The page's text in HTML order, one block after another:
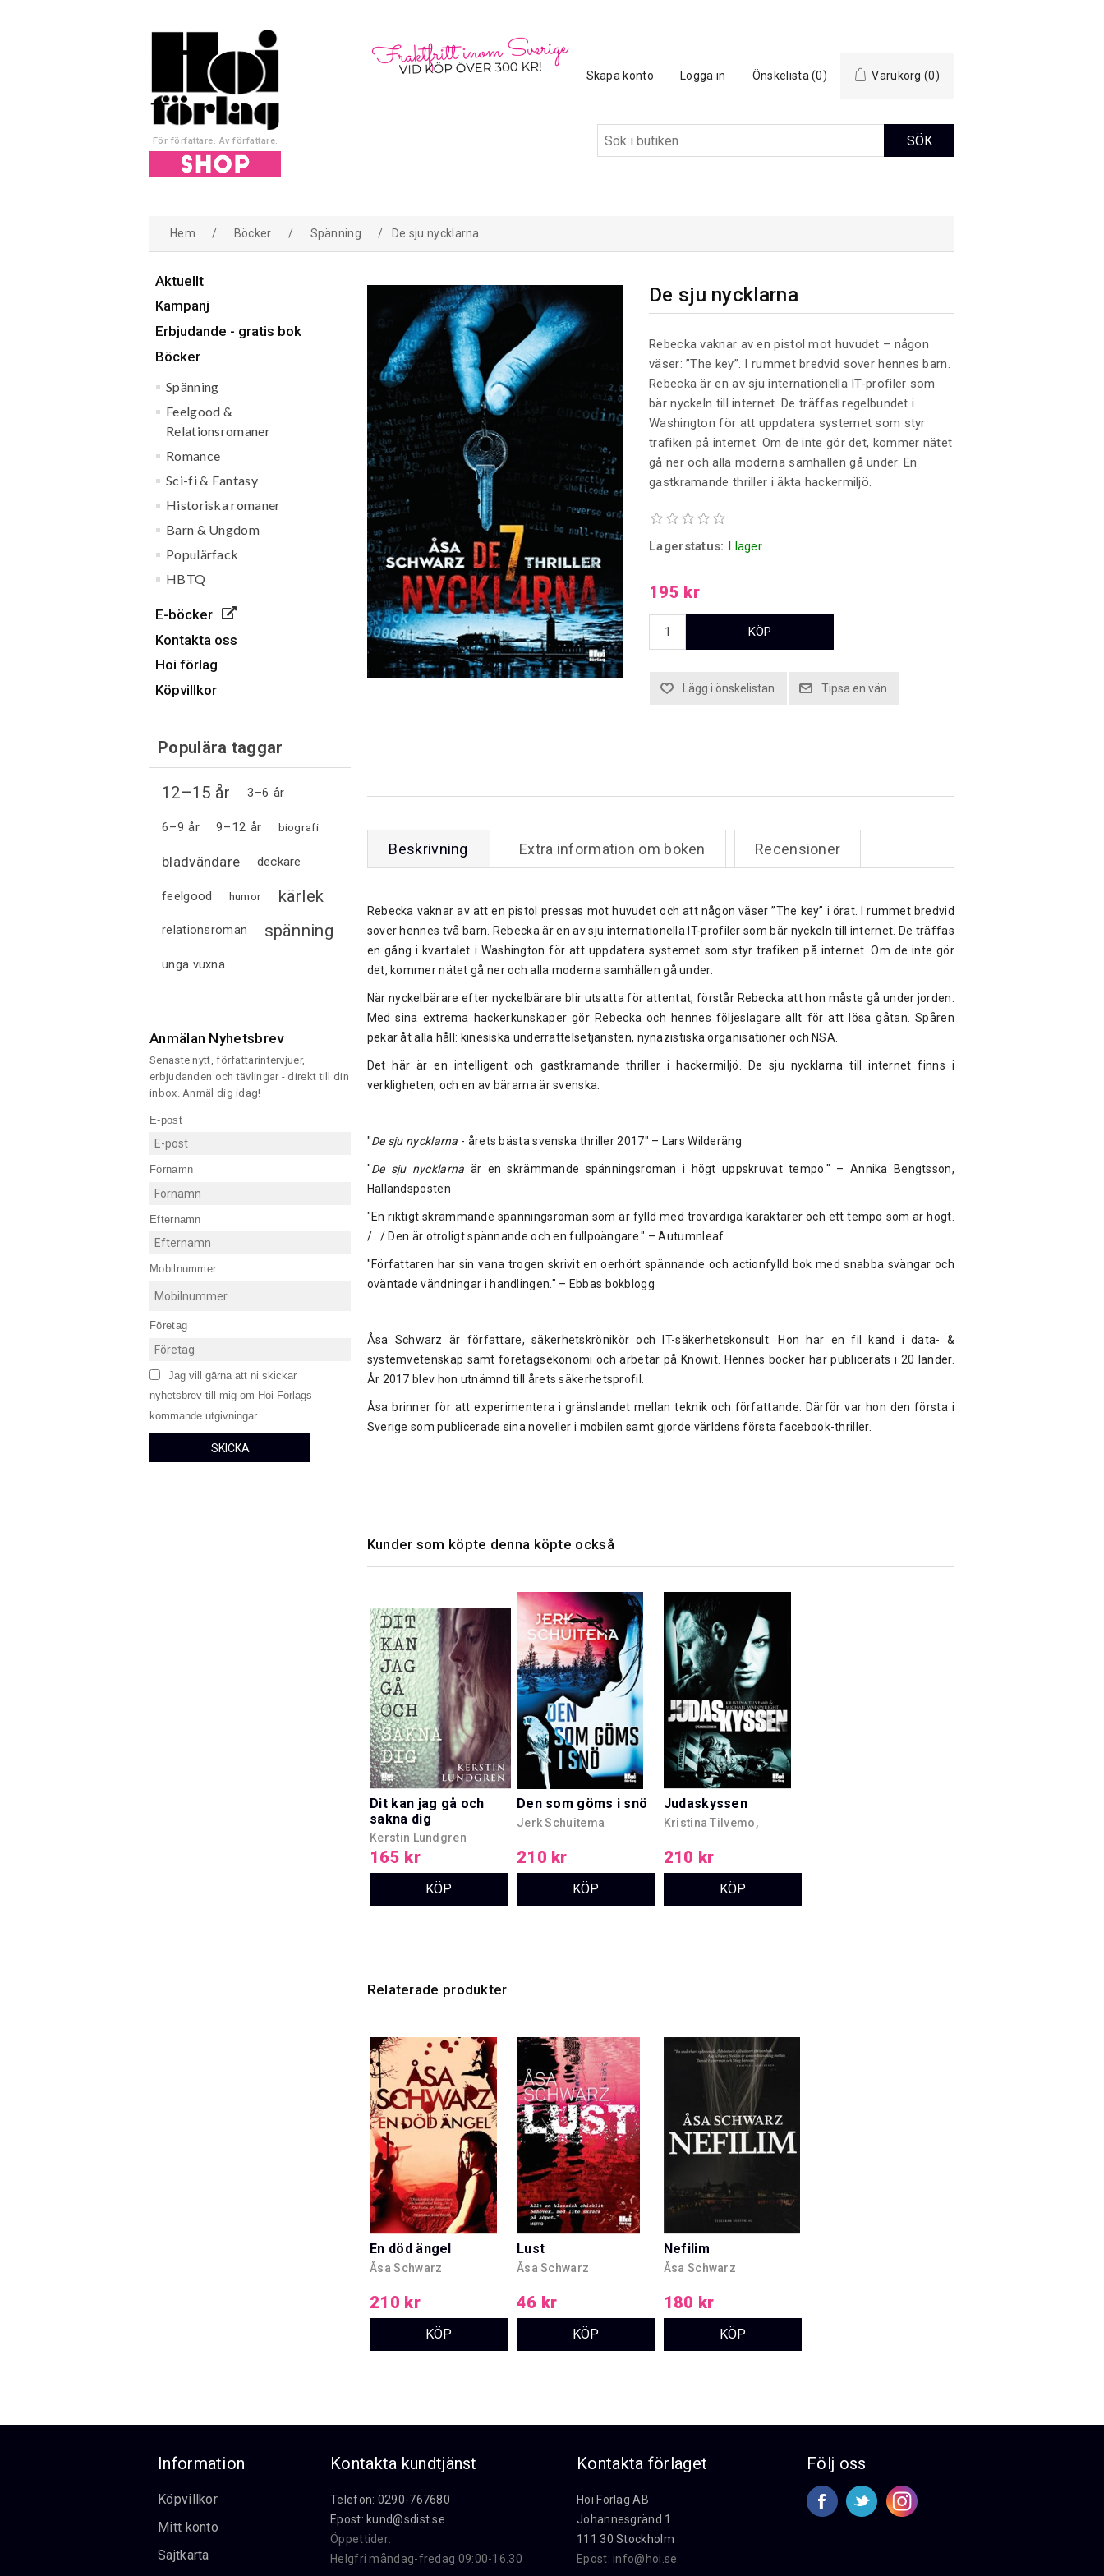
För författare. Av författare.
Skapa konto Logga in Önskelista (0) Varukorg (0)
Hem / Böcker / Spänning / De sju nycklarna
Aktuellt
Kampanj
Erbjudande - gratis bok
Böcker
Spänning
Feelgood &
Relationsromaner
Romance
Sci-fi & Fantasy
Historiska romaner
Barn & Ungdom
Populärfack
HBTQ
E-böcker
Kontakta oss
Hoi förlag
Köpvillkor
Populära taggar
12–15 år 3–6 år
6–9 år 9–12 år biografi
bladvändare deckare
feelgood humor kärlek
relationsroman spänning
unga vuxna
Anmälan Nyhetsbrev
Senaste nytt, författarintervjuer,
erbjudanden och tävlingar - direkt till din
inbox. Anmäl dig idag!
E-post
Förnamn
Efternamn
Mobilnummer
Företag
Jag vill gärna att ni skickar
nyhetsbrev till mig om Hoi Förlags
kommande utgivningar.
SKICKA
De sju nycklarna
Rebecka vaknar av en pistol mot huvudet – någon
väser: ”The key”. I rummet bredvid sover hennes barn.
Rebecka är en av sju internationella IT-profiler som
bär nyckeln till internet. De träffas regelbundet i
Washington för att uppdatera systemet som styr
trafiken på internet. Om de inte gör det, kommer nätet
gå ner och alla moderna samhällen gå under. En
gastkramande thriller i äkta hackermiljö.
Lagerstatus: I lager
195 kr
Beskrivning Extra information om boken Recensioner
Rebecka vaknar av att en pistol pressas mot huvudet och att någon väser ”The key” i örat. I rummet bredvid
sover hennes två barn. Rebecka är en av sju internationella IT-profiler som bär nyckeln till internet. De träffas
en gång i kvartalet i Washington för att uppdatera systemet som styr trafiken på internet. Om de inte gör
det, kommer nätet gå ner och alla moderna samhällen gå under.
När nyckelbärare efter nyckelbärare blir utsatta för attentat, förstår Rebecka att hon måste gå under jorden.
Med sina extrema hackerkunskaper gör Rebecka och hennes följeslagare allt för att lösa gåtan. Spåren
pekar åt alla håll: kinesiska underrättelsetjänsten, nynazistiska organisationer och NSA.
Det här är en intelligent och gastkramande thriller i hackermiljö. De sju nycklarna till internet finns i
verkligheten, och en av bärarna är svenska.
"De sju nycklarna - årets bästa svenska thriller 2017" – Lars Wilderäng
"De sju nycklarna är en skrämmande spänningsroman i högt uppskruvat tempo." – Annika Bengtsson,
Hallandsposten
"En riktigt skrämmande spänningsroman som är fylld med trovärdiga karaktärer och ett tempo som är högt.
/.../ Den är otroligt spännande och en fullpoängare." – Autumnleaf
"Författaren har sin vana trogen skrivit en oerhört spännande och actionfylld bok med snabba svängar och
oväntade vändningar i handlingen." – Ebbas bokblogg
Åsa Schwarz är författare, säkerhetskrönikör och IT-säkerhetskonsult. Hon har en fil kand i data- &
systemvetenskap samt företagsekonomi och arbetar på Knowit. Hennes böcker har publicerats i 20 länder.
År 2017 blev hon utnämnd till årets säkerhetsprofil.
Åsa brinner för att experimentera i gränslandet mellan teknik och författande. Därför var hon den första i
Sverige som publicerade sina noveller i mobilen samt gjorde världens första facebook-thriller.
Kunder som köpte denna köpte också
Dit kan jag gå och
sakna dig
Kerstin Lundgren
165 kr
Den som göms i snö
Jerk Schuitema
210 kr
Judaskyssen
Kristina Tilvemo,
210 kr
Relaterade produkter
En död ängel
Åsa Schwarz
210 kr
Lust
Åsa Schwarz
46 kr
Nefilim
Åsa Schwarz
180 kr
Information
Köpvillkor
Mitt konto
Sajtkarta
Kontakta kundtjänst
Telefon: 0290-767680
Epost: kund@sdist.se
Öppettider:
Helgfri måndag-fredag 09:00-16.30
Kontakta förlaget
Hoi Förlag AB
Johannesgränd 1
111 30 Stockholm
Epost:info@hoi.se
Följ oss